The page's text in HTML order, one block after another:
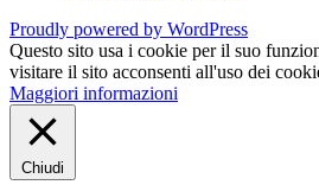
Proudly powered by WordPress
Questo sito usa i cookie per il suo
visitare il sito acconsenti all'uso dei
Maggiori informazioni
Chiudi